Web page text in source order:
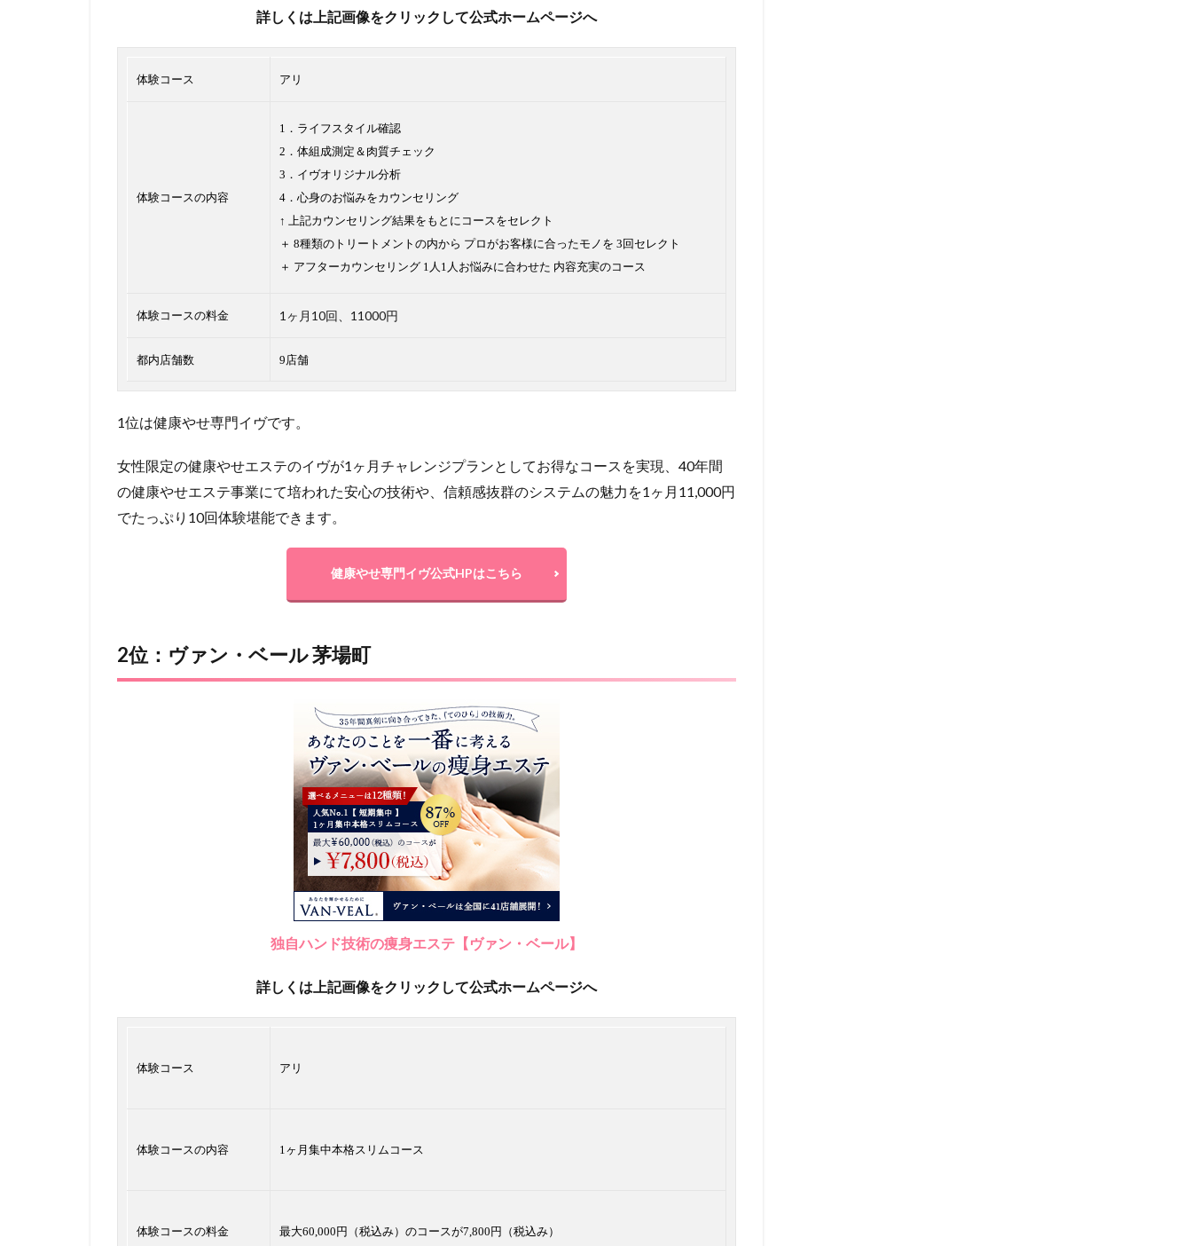
詳しくは上記画像をクリックして公式ホームページへ
体験コース アリ
体験コースの内容
1．ライフスタイル確認
2．体組成測定＆肉質チェック
3．イヴオリジナル分析
4．心身のお悩みをカウンセリング
↑ 上記カウンセリング結果をもとにコースをセレクト
＋ 8種類のトリートメントの内から プロがお客様に合ったモノを 3回セレクト
＋ アフターカウンセリング 1人1人お悩みに合わせた 内容充実のコース
体験コースの料金 1ヶ月10回、11000円
都内店舗数 9店舗
1位は健康やせ専門イヴです。
女性限定の健康やせエステのイヴが1ヶ月チャレンジプランとしてお得なコースを実現、40年間
の健康やせエステ事業にて培われた安心の技術や、信頼感抜群のシステムの魅力を1ヶ月11,000円
でたっぷり10回体験堪能できます。
健康やせ専門イヴ公式HPはこちら
2位：ヴァン・ベール 茅場町
独自ハンド技術の痩身エステ【ヴァン・ベール】
詳しくは上記画像をクリックして公式ホームページへ
体験コース アリ
体験コースの内容 1ヶ月集中本格スリムコース
体験コースの料金 最大60,000円（税込み）のコースが7,800円（税込み）